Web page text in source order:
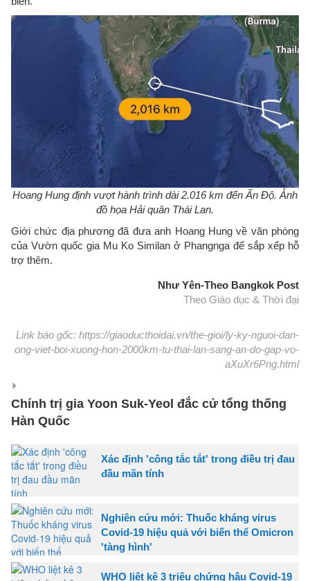
Hoang Hung định vượt hành trình dài 2.016 km đến Ấn Độ. Ảnh
đồ họa Hải quân Thái Lan.
Giới chức địa phương đã đưa anh Hoang Hung về văn phòng
của Vườn quốc gia Mu Ko Similan ở Phangnga để sắp xếp hỗ
trợ thêm.
Như Yên-Theo Bangkok Post
Theo Giáo dục & Thời đại
Link báo gốc: https://giaoducthoidai.vn/the-gioi/ly-ky-nguoi-dan-
ong-viet-boi-xuong-hon-2000km-tu-thai-lan-sang-an-do-gap-vo-
aXuXr6Png.html
Chính trị gia Yoon Suk-Yeol đắc cử tổng thống
Hàn Quốc
Xác định 'công tắc tắt' trong điều trị đau
đầu mãn tính
Nghiên cứu mới: Thuốc kháng virus
Covid-19 hiệu quả với biến thể Omicron
'tàng hình'
WHO liệt kê 3 triệu chứng hậu Covid-19